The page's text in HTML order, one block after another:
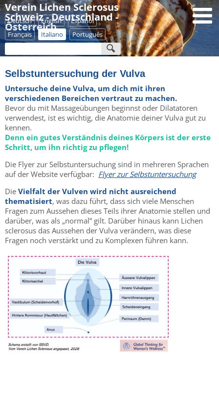
Verein Lichen Sclerosus
Schweiz - Deutschland -
Österreich
Deutsch English
Español
Français
Italiano Português
Selbstuntersuchung der Vulva
Untersuche deine Vulva, um dich mit ihren
verschiedenen Bereichen vertraut zu machen.
Bevor du mit Massageübungen beginnst oder Dilatatoren
verwendest, ist es wichtig, die Anatomie deiner Vulva gut zu
kennen.
Denn ein gutes Verständnis deines Körpers ist der erste
Schritt, um ihn richtig zu pflegen!
Die Flyer zur Selbstuntersuchung sind in mehreren Sprachen
auf der Website verfügbar: Flyer zur Selbstuntersuchung
Die Vielfalt der Vulven wird nicht ausreichend
thematisiert, was dazu führt, dass sich viele Menschen
Fragen zum Aussehen dieses Teils ihrer Anatomie stellen und
darüber, was als „normal” gilt. Darüber hinaus kann Lichen
sclerosus das Aussehen der Vulva verändern, was diese
Fragen noch verstärkt und zu Komplexen führen kann.